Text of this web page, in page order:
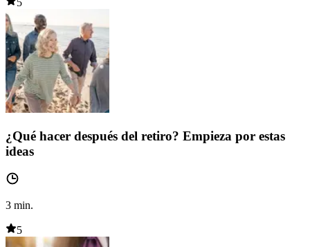
5
¿Qué hacer después del retiro? Empieza por estas
ideas
3 min.
5